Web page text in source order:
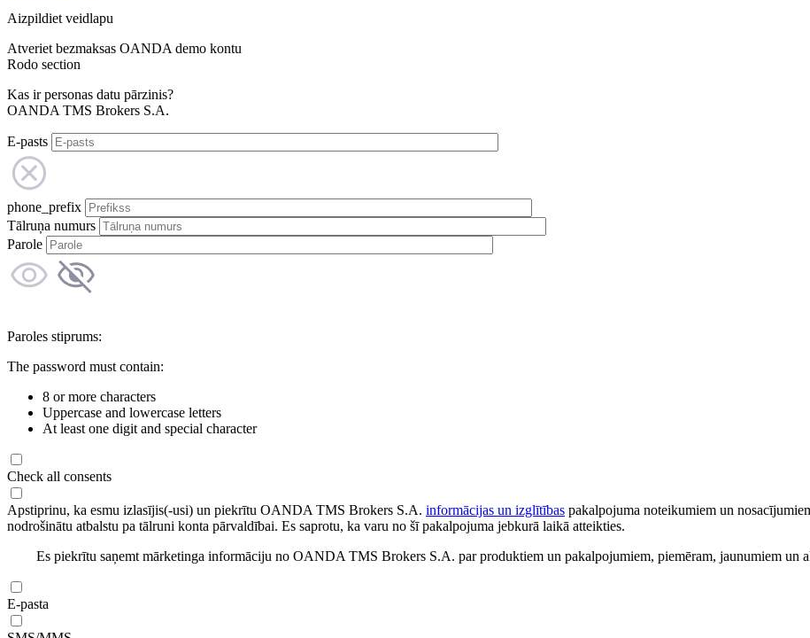
Aizpildiet veidlapu
Atveriet bezmaksas OANDA demo kontu
Rodo section
Kas ir personas datu pārzinis?
OANDA TMS Brokers S.A.
E-pasts
phone_prefix
Tālruņa numurs
Parole
Paroles stiprums:
The password must contain:
8 or more characters
Uppercase and lowercase letters
At least one digit and special character
Check all consents
Apstiprinu, ka esmu izlasījis(-usi) un piekrītu OANDA TMS Brokers S.A. informācijas un izglītības pakalpojuma noteikumiem un
nodrošinātu atbalstu pa tālruni konta pārvaldībai. Es saprotu, ka varu no šī pakalpojuma jebkurā laikā atteikties.
Es piekrītu saņemt mārketinga informāciju no OANDA TMS Brokers S.A. par produktiem un pakalpojumiem, piemēram, jaunumiem un
E-pasta